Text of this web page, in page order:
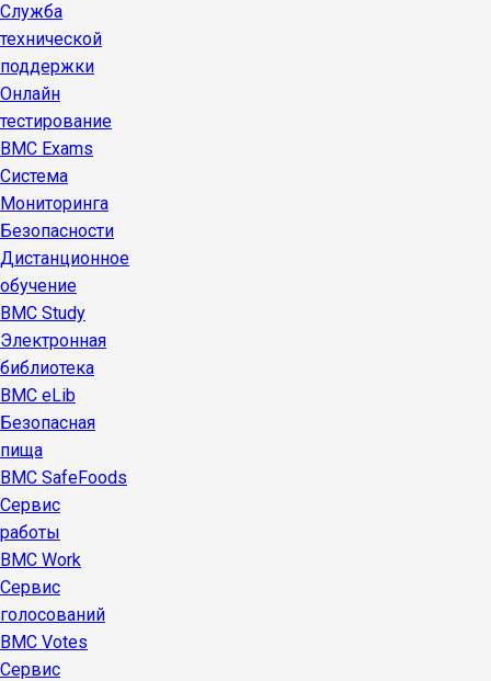
Служба
технической
поддержки
Онлайн
тестирование
BMC Exams
Система
Мониторинга
Безопасности
Дистанционное
обучение
BMC Study
Электронная
библиотека
BMC eLib
Безопасная
пища
BMC SafeFoods
Сервис
работы
BMC Work
Сервис
голосований
BMC Votes
Сервис